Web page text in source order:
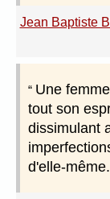
Jean Baptiste
Une
tout son
dissimulant
d'elle-même.